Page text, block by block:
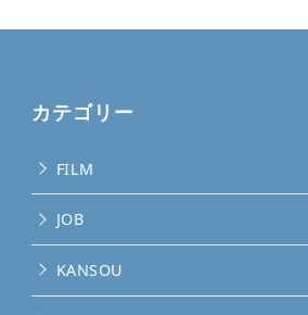
カテゴリー
FILM
JOB
KANSOU